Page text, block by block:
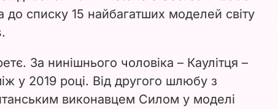
до списку 15 найбагатших моделей світу
За нинішнього чоловіка – Каулітця –
у 2019 році. Від другого шлюбу з
виконавцем Силом у моделі